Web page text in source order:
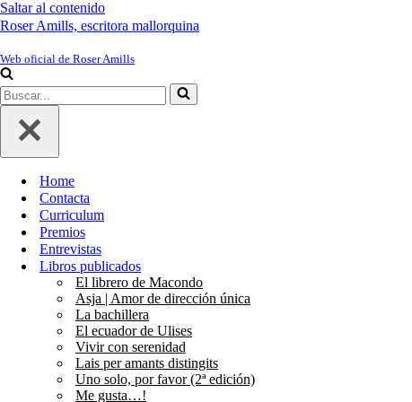
Saltar al contenido
Roser Amills, escritora mallorquina
Web oficial de Roser Amills
Buscar...
Home
Contacta
Curriculum
Premios
Entrevistas
Libros publicados
El librero de Macondo
Asja | Amor de dirección única
La bachillera
El ecuador de Ulises
Vivir con serenidad
Lais per amants distingits
Uno solo, por favor (2ª edición)
Me gusta…!